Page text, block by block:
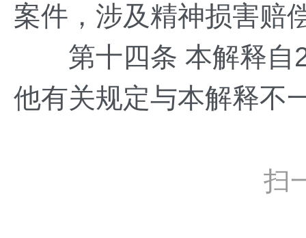
案件，涉及精神损害赔
第十四条 本解释自
他有关规定与本解释不
扫